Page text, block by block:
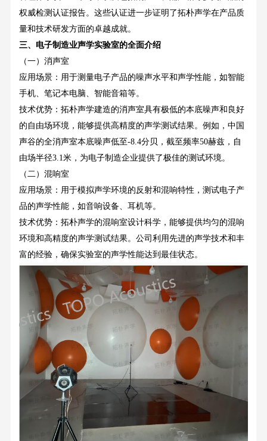
权威检测认证报告。这些认证进一步证明了拓朴声学在产品质
量和技术研发方面的卓越成就。
三、电子制造业声学实验室的全面介绍
（一）消声室
应用场景：用于测量电子产品的噪声水平和声学性能，如智能
手机、笔记本电脑、智能音箱等。
技术优势：拓朴声学建造的消声室具有极低的本底噪声和良好
的自由场环境，能够提供高精度的声学测试结果。例如，中国
声谷的全消声室本底噪声低至-8.4分贝，截至频率50赫兹，自
由场半径3.1米，为电子制造企业提供了极佳的测试环境。
（二）混响室
应用场景：用于模拟声学环境的反射和混响特性，测试电子产
品的声学性能，如音响设备、耳机等。
技术优势：拓朴声学的混响室设计科学，能够提供均匀的混响
环境和高精度的声学测试结果。公司利用先进的声学技术和丰
富的经验，确保实验室的声学性能达到最佳状态。